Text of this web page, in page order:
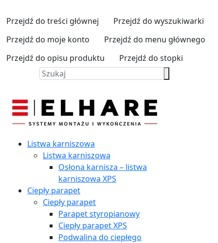
Przejdź do treści głównej
Przejdź do wyszukiwarki
Przejdź do moje konto
Przejdź do menu głównego
Przejdź do opisu produktu
Przejdź do stopki
Listwa karniszowa
Listwa karniszowa
Osłona karnisza – listwa
karniszowa XPS
Ciepły parapet
Ciepły parapet
Parapet styropianowy
Ciepły parapet XPS
Podwalina do ciepłego